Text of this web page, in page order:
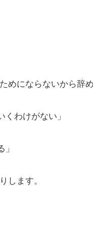
めにならないから辞
くわけがない」
します。